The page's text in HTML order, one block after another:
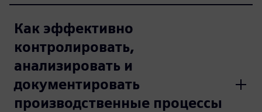
Как эффективно
контролировать,
анализировать и
документировать
производственные процессы